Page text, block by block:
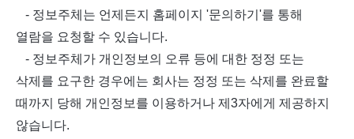
- 정보주체는 언제든지 홈페이지 '문의하기'를 통해
열람을 요청할 수 있습니다.
- 정보주체가 개인정보의 오류 등에 대한 정정 또는
삭제를 요구한 경우에는 회사는 정정 또는 삭제를 완료할
때까지 당해 개인정보를 이용하거나 제3자에게 제공하지
않습니다.